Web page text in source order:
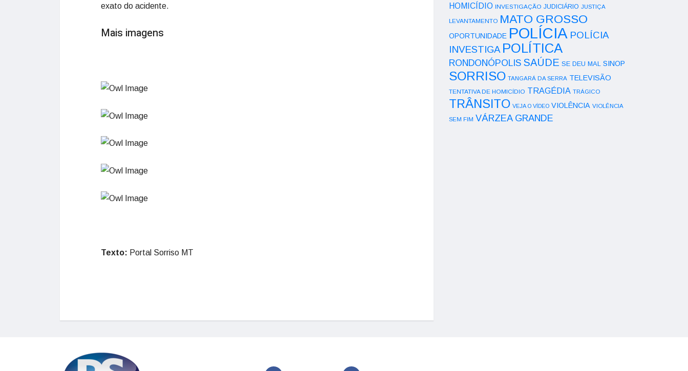
exato do acidente.
Mais imagens
Texto: Portal Sorriso MT
HOMICÍDIO INVESTIGAÇÃO JUDICIÁRIO JUSTIÇA
LEVANTAMENTO MATO GROSSO
OPORTUNIDADE POLÍCIA POLÍCIA
INVESTIGA POLÍTICA
RONDONÓPOLIS SAÚDE SE DEU MAL SINOP
SORRISO TANGARÁ DA SERRA TELEVISÃO
TENTATIVA DE HOMICÍDIO TRAGÉDIA TRÁGICO
TRÂNSITO VEJA O VÍDEO VIOLÊNCIA VIOLÊNCIA
SEM FIM VÁRZEA GRANDE